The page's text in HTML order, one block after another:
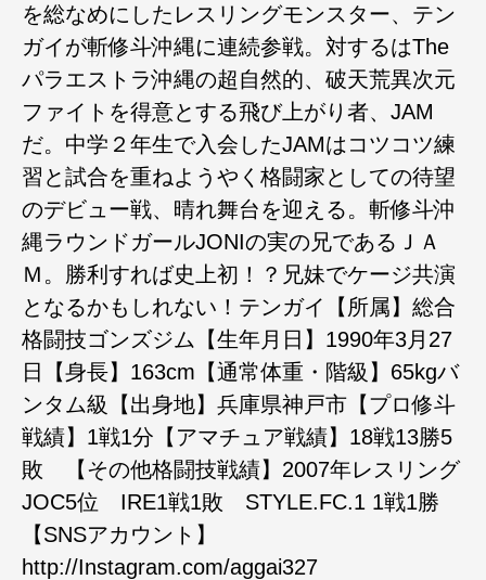
を総なめにしたレスリングモンスター、テン
ガイが斬修斗沖縄に連続参戦。対するはThe
パラエストラ沖縄の超自然的、破天荒異次元
ファイトを得意とする飛び上がり者、JAM
だ。中学２年生で入会したJAMはコツコツ練
習と試合を重ねようやく格闘家としての待望
のデビュー戦、晴れ舞台を迎える。斬修斗沖
縄ラウンドガールJONIの実の兄であるＪＡ
Ｍ。勝利すれば史上初！？兄妹でケージ共演
となるかもしれない！テンガイ【所属】総合
格闘技ゴンズジム【生年月日】1990年3月27
日【身長】163cm【通常体重・階級】65kgバ
ンタム級【出身地】兵庫県神戸市【プロ修斗
戦績】1戦1分【アマチュア戦績】18戦13勝5
敗 【その他格闘技戦績】2007年レスリング
JOC5位 IRE1戦1敗 STYLE.FC.1 1戦1勝
【SNSアカウント】
http://Instagram.com/aggai327